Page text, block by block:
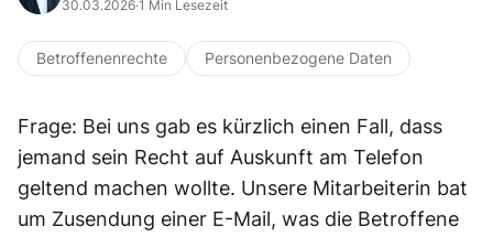
30.03.2026·1 Min Lesezeit
Betroffenenrechte Personenbezogene Daten
Frage: Bei uns gab es kürzlich einen Fall, dass
jemand sein Recht auf Auskunft am Telefon
geltend machen wollte. Unsere Mitarbeiterin bat
um Zusendung einer E-Mail, was die Betroffene